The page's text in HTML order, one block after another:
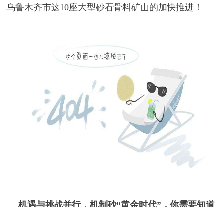
乌鲁木齐市这10座大型砂石骨料矿山的加快推进！
机遇与挑战并行，机制砂“黄金时代”，你需要知道